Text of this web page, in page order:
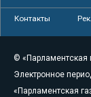
Контакты
© «Парламентская
Электронное
«Парламентская